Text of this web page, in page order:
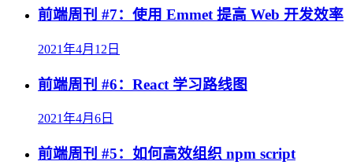
前端周刊 #7：使用 Emmet 提高 Web 开发效率
2021年4月12日
前端周刊 #6：React 学习路线图
2021年4月6日
前端周刊 #5：如何高效组织 npm script